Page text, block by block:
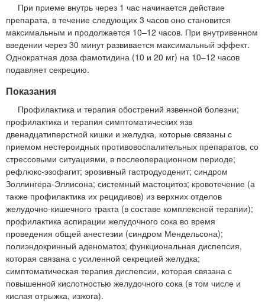
При приеме внутрь через 1 час начинается действие
препарата, в течение следующих 3 часов оно становится
максимальным и продолжается 10–12 часов. При внутривенном
введении через 30 минут развивается максимальный эффект.
Однократная доза фамотидина (10 и 20 мг) на 10–12 часов
подавляет секрецию.
Показания
Профилактика и терапия обострений язвенной болезни;
профилактика и терапия симптоматических язв
двенадцатиперстной кишки и желудка, которые связаны с
приемом нестероидных противовоспалительных препаратов, со
стрессовыми ситуациями, в послеоперационном периоде;
рефлюкс-эзофагит; эрозивный гастродуоденит; синдром
Золлингера-Эллисона; системный мастоцитоз; кровотечение (а
также профилактика их рецидивов) из верхних отделов
желудочно-кишечного тракта (в составе комплексной терапии);
профилактика аспирации желудочного сока во время
проведения общей анестезии (синдром Мендельсона);
полиэндокринный аденоматоз; функциональная диспепсия,
которая связана с усиленной секрецией желудка;
симптоматическая терапия диспепсии, которая связана с
повышенной кислотностью желудочного сока (в том числе и
кислая отрыжка, изжога).